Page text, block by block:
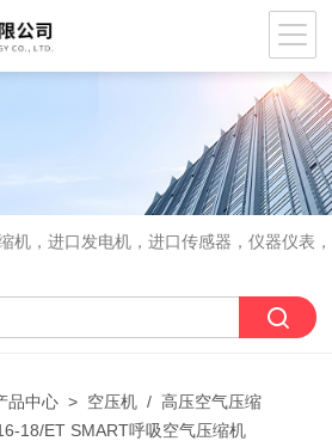
机，进口发电机，进口传感器，仪器仪表
品中心 > 空压机 /高压空气压缩
18/ET SMART呼吸空气压缩机